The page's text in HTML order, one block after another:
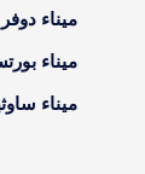
ميناء
ميناء
ميناء